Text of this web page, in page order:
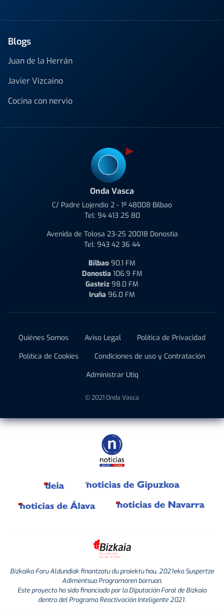
Blogs
Juan de la Herrán
Javier Vizcaino
Cocina con nervio
Onda Vasca
C/ Padre Lojendio 2 - 1º 48008 Bilbao
Tel: 94 413 25 80
Avenida de Tolosa 23-25 20018 Donostia
Tel: 943 42 36 44
Bilbao 90.1 FM
Donostia 106.9 FM
Gasteiz 98.0 FM
Iruña 96.0 FM
Quiénes Somos Aviso Legal
Política de Privacidad
Política de Cookies
Condiciones de uso y Contratación
Administrar Utiq
© 2021 Onda Vasca
Bizkaiko Foru Aldundiak finantzatu du proiektu hau, 2021eko Suspertze
Adimentsua Programaren barruan.
Este proyecto ha sido financiado por la Diputación Foral de Bizkaia
dentro del Programa Reactivación Inteligente 2021.